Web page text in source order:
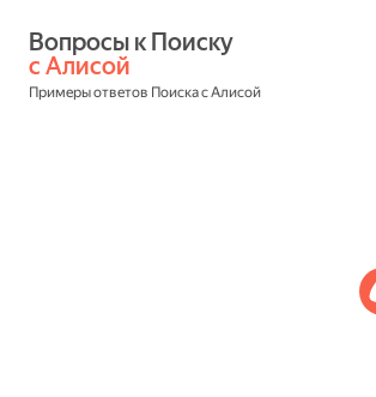
с Алисой
Примеры ответов Поиска с Алисой